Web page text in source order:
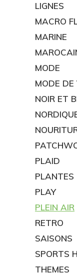
LIGNES
MACRO
MARINE
MODE
MODE DE
NOIR ET
PLAID
PLANTES
PLAY
PLEIN AIR
RETRO
SAISONS
SPORTS
THEMES